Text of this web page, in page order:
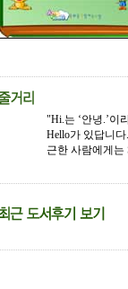
"Hi.는 ‘안녕.’이
Hello가 있답니
근한 사람에게는